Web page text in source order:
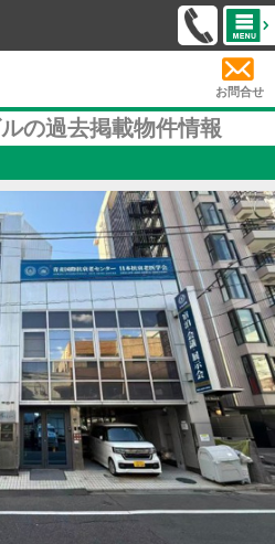
お問合せ
の過去掲載物件情報